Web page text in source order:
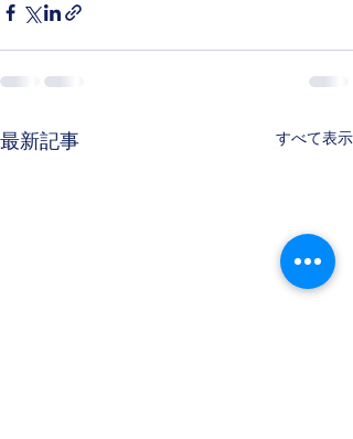
最新記事 すべて表示